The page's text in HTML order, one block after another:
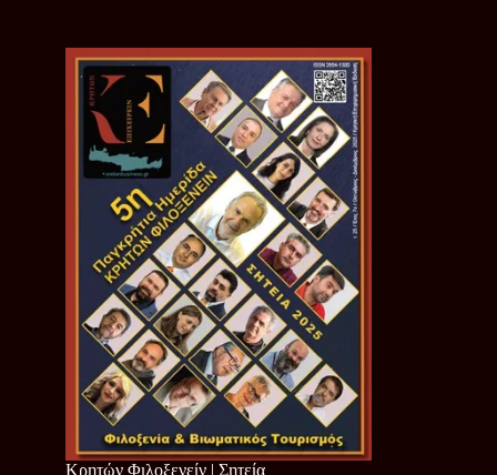
Κρητών Φιλοξενείν | Σητεία